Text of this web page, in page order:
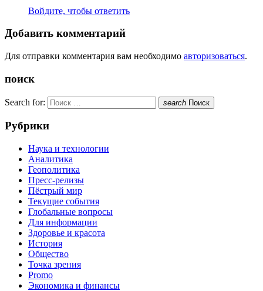
Войдите, чтобы ответить
Добавить комментарий
Для отправки комментария вам необходимо авторизоваться.
поиск
Search for: search Поиск
Рубрики
Наука и технологии
Аналитика
Геополитика
Пресс-релизы
Пёстрый мир
Текущие события
Глобальные вопросы
Для информации
Здоровье и красота
История
Общество
Точка зрения
Promo
Экономика и финансы